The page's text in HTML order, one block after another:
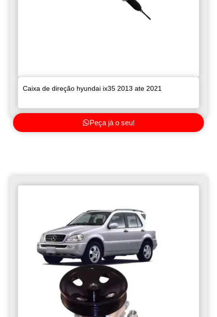
Caixa de direção hyundai ix35 2013 ate 2021
Peça já o seu!